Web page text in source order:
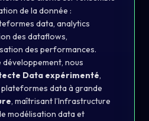
de la donnée :
data, analytics
des dataflows,
des performances.
nous
Data expérimenté,
data à grande
, maîtrisant l’Infrastructure
modélisation data et